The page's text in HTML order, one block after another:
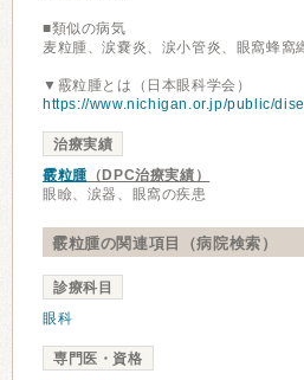
■類似の病気
麦粒腫、涙嚢炎、涙小管炎、眼窩蜂
▼霰粒腫とは（日本眼科学会）
https://www.nichigan.or.jp/public/
治療実績
霰粒腫（DPC治療実績）
眼瞼、涙器、眼窩の疾患
霰粒腫の関連項目（病院検索）
診療科目
眼科
専門医・資格